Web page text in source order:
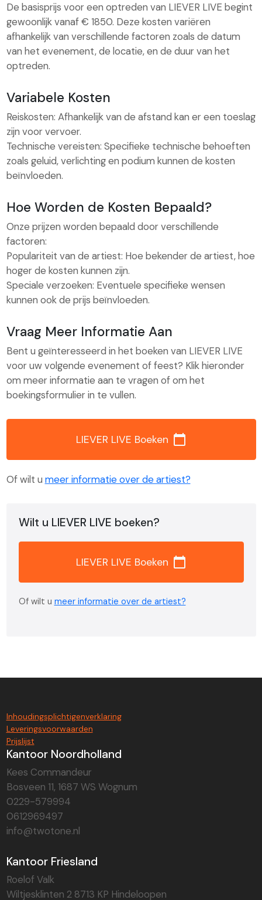
De basisprijs voor een optreden van LIEVER LIVE begint
gewoonlijk vanaf € 1850. Deze kosten variëren
afhankelijk van verschillende factoren zoals de datum
van het evenement, de locatie, en de duur van het
optreden.
Variabele Kosten
Reiskosten: Afhankelijk van de afstand kan er een toeslag
zijn voor vervoer.
Technische vereisten: Specifieke technische behoeften
zoals geluid, verlichting en podium kunnen de kosten
beïnvloeden.
Hoe Worden de Kosten Bepaald?
Onze prijzen worden bepaald door verschillende
factoren:
Populariteit van de artiest: Hoe bekender de artiest, hoe
hoger de kosten kunnen zijn.
Speciale verzoeken: Eventuele specifieke wensen
kunnen ook de prijs beïnvloeden.
Vraag Meer Informatie Aan
Bent u geïnteresseerd in het boeken van LIEVER LIVE
voor uw volgende evenement of feest? Klik hieronder
om meer informatie aan te vragen of om het
boekingsformulier in te vullen.
LIEVER LIVE Boeken calendar_today
Of wilt u meer informatie over de artiest?
Wilt u LIEVER LIVE boeken?
LIEVER LIVE Boeken calendar_today
Of wilt u meer informatie over de artiest?
Inhoudingsplichtigenverklaring
Leveringsvoorwaarden
Prijslijst
Kantoor Noordholland
Kees Commandeur
Bosveen 11, 1687 WS Wognum
0229-579994
0612969497
info@twotone.nl
Kantoor Friesland
Roelof Valk
Wiltjesklinten 2 8713 KP Hindeloopen